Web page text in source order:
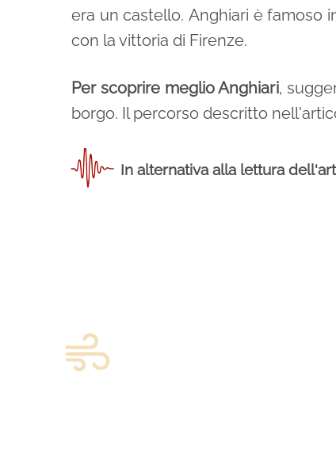
era un castello. Anghiari è famoso
con la vittoria di Firenze.
Per scoprire meglio Anghiari,
borgo. Il percorso descritto
In alternativa alla lettura